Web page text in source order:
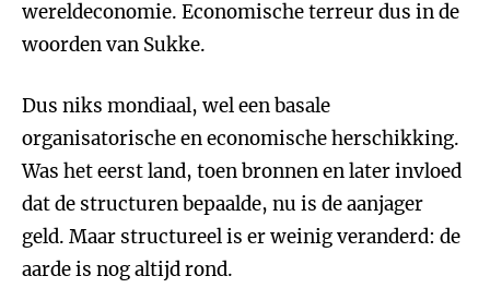
wereldeconomie. Economische terreur dus in de
woorden van Sukke.
Dus niks mondiaal, wel een basale
organisatorische en economische herschikking.
Was het eerst land, toen bronnen en later invloed
dat de structuren bepaalde, nu is de aanjager
geld. Maar structureel is er weinig veranderd: de
aarde is nog altijd rond.